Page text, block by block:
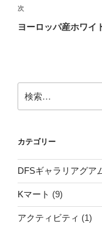
ビ
ゲ
ン
稿
次
の
次
ヨーロッパ産ホワイ
索:
カテゴリー
DFSギャラリアグア
Kマート (9)
アクティビティ (1)